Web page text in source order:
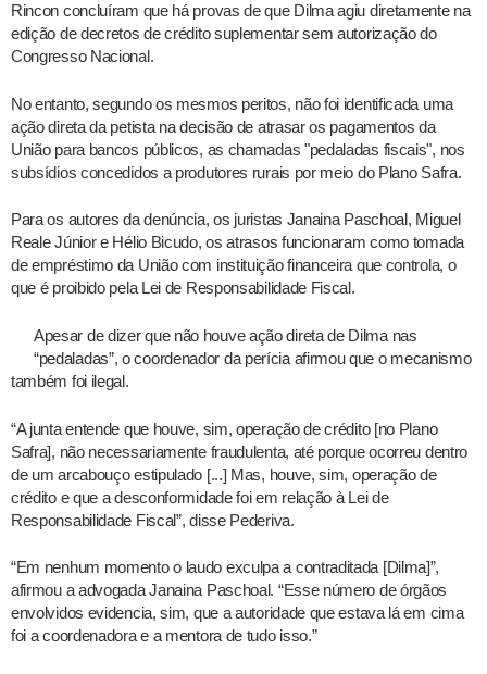
Rincon concluíram que há provas de que Dilma agiu diretamente na
edição de decretos de crédito suplementar sem autorização do
Congresso Nacional.
No entanto, segundo os mesmos peritos, não foi identificada uma
ação direta da petista na decisão de atrasar os pagamentos da
União para bancos públicos, as chamadas "pedaladas fiscais", nos
subsídios concedidos a produtores rurais por meio do Plano Safra.
Para os autores da denúncia, os juristas Janaina Paschoal, Miguel
Reale Júnior e Hélio Bicudo, os atrasos funcionaram como tomada
de empréstimo da União com instituição financeira que controla, o
que é proibido pela Lei de Responsabilidade Fiscal.
Apesar de dizer que não houve ação direta de Dilma nas
“pedaladas”, o coordenador da perícia afirmou que o mecanismo
também foi ilegal.
“A junta entende que houve, sim, operação de crédito [no Plano
Safra], não necessariamente fraudulenta, até porque ocorreu dentro
de um arcabouço estipulado [...] Mas, houve, sim, operação de
crédito e que a desconformidade foi em relação à Lei de
Responsabilidade Fiscal”, disse Pederiva.
“Em nenhum momento o laudo exculpa a contraditada [Dilma]”,
afirmou a advogada Janaina Paschoal. “Esse número de órgãos
envolvidos evidencia, sim, que a autoridade que estava lá em cima
foi a coordenadora e a mentora de tudo isso.”